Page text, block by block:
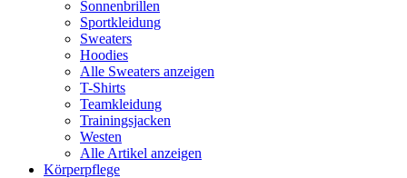
Sonnenbrillen
Sportkleidung
Sweaters
Hoodies
Alle Sweaters anzeigen
T-Shirts
Teamkleidung
Trainingsjacken
Westen
Alle Artikel anzeigen
Körperpflege